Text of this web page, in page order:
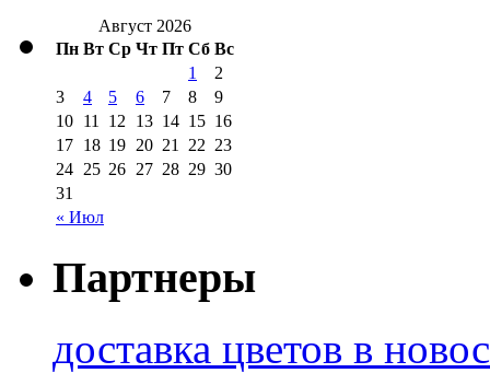
Август 2026
Пн Вт Ср Чт Пт Сб Вс
« Июл
1
2
3
4 5 6 7 8
9
10 11 12 13 14 15 16
17 18 19 20 21 22 23
24 25 26 27 28 29 30
31
Партнеры
доставка цветов в